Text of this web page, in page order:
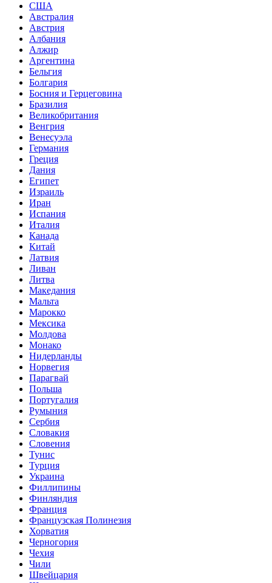
США
Австралия
Австрия
Албания
Алжир
Аргентина
Бельгия
Болгария
Босния и Герцеговина
Бразилия
Великобритания
Венгрия
Венесуэла
Германия
Греция
Дания
Египет
Израиль
Иран
Испания
Италия
Канада
Китай
Латвия
Ливан
Литва
Македания
Мальта
Марокко
Мексика
Молдова
Монако
Нидерланды
Норвегия
Парагвай
Польша
Португалия
Румыния
Сербия
Словакия
Словения
Тунис
Турция
Украина
Филлипины
Финляндия
Франция
Французская Полинезия
Хорватия
Черногория
Чехия
Чили
Швейцария